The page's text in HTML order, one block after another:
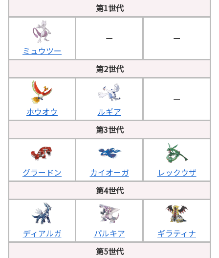
第1世代
ミュウツー
ー ー
第2世代
ホウオウ ルギア
ー
第3世代
グラードン カイオーガ
レックウザ
第4世代
ディアルガ パルキア
ギラティナ
第5世代